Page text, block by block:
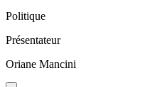
Politique
Présentateur
Oriane Mancini